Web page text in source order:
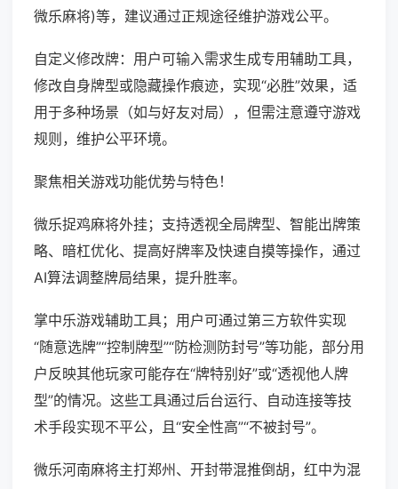
微乐麻将)等，建议通过正规途径维护游戏公平。
自定义修改牌：用户可输入需求生成专用辅助工具，
修改自身牌型或隐藏操作痕迹，实现“必胜”效果，适
用于多种场景（如与好友对局），但需注意遵守游戏
规则，维护公平环境。
聚焦相关游戏功能优势与特色！
微乐捉鸡麻将外挂；支持透视全局牌型、智能出牌策
略、暗杠优化、提高好牌率及快速自摸等操作，通过
AI算法调整牌局结果，提升胜率。
掌中乐游戏辅助工具；用户可通过第三方软件实现
“随意选牌”“控制牌型”“防检测防封号”等功能，部分用
户反映其他玩家可能存在“牌特别好”或“透视他人牌
型”的情况。这些工具通过后台运行、自动连接等技
术手段实现不平公，且“安全性高”“不被封号”。
微乐河南麻将主打郑州、开封带混推倒胡，红中为混